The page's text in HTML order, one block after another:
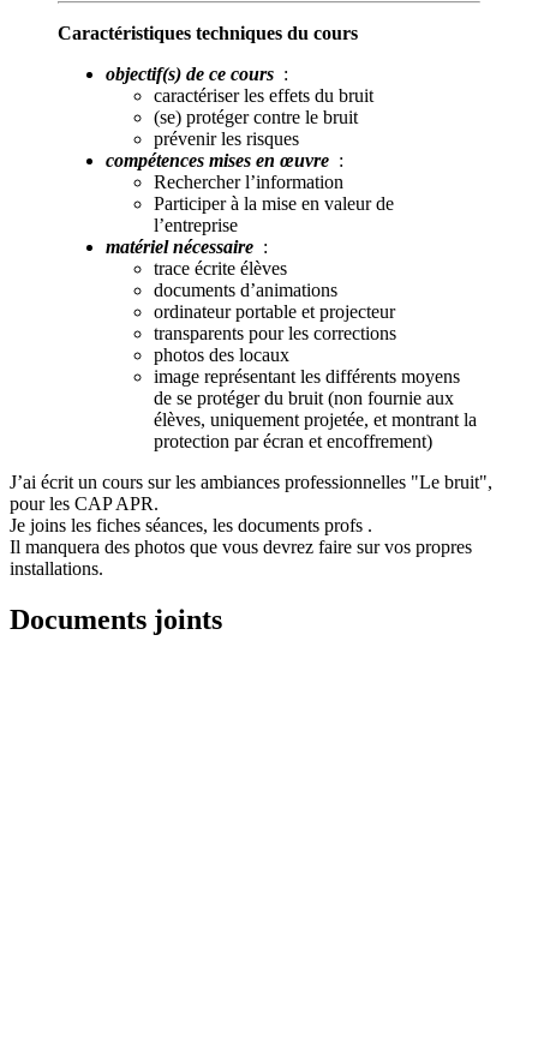
Caractéristiques techniques du cours
objectif(s) de ce cours :
caractériser les effets du bruit
(se) protéger contre le bruit
prévenir les risques
compétences mises en œuvre :
Rechercher l’information
Participer à la mise en valeur de
l’entreprise
matériel nécessaire :
trace écrite élèves
documents d’animations
ordinateur portable et projecteur
transparents pour les corrections
photos des locaux
image représentant les différents moyens
de se protéger du bruit (non fournie aux
élèves, uniquement projetée, et montrant la
protection par écran et encoffrement)
J’ai écrit un cours sur les ambiances professionnelles "Le bruit",
pour les CAP APR.
Je joins les fiches séances, les documents profs .
Il manquera des photos que vous devrez faire sur vos propres
installations.
Documents joints